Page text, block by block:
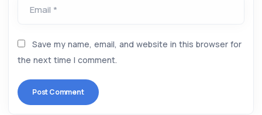
Email *
Save my name, email, and website in this browser for
the next time I comment.